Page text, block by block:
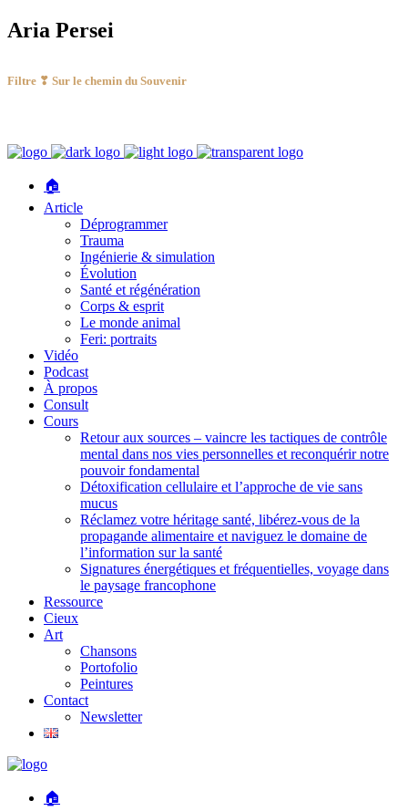
Aria Persei
Filtre ❣ Sur le chemin du Souvenir
🏠
Article
Déprogrammer
Trauma
Ingénierie & simulation
Évolution
Santé et régénération
Corps & esprit
Le monde animal
Feri: portraits
Vidéo
Podcast
À propos
Consult
Cours
Retour aux sources – vaincre les tactiques de contrôle
mental dans nos vies personnelles et reconquérir notre
pouvoir fondamental
Détoxification cellulaire et l’approche de vie sans
mucus
Réclamez votre héritage santé, libérez-vous de la
propagande alimentaire et naviguez le domaine de
l’information sur la santé
Signatures énergétiques et fréquentielles, voyage dans
le paysage francophone
Ressource
Cieux
Art
Chansons
Portofolio
Peintures
Contact
Newsletter
🏠